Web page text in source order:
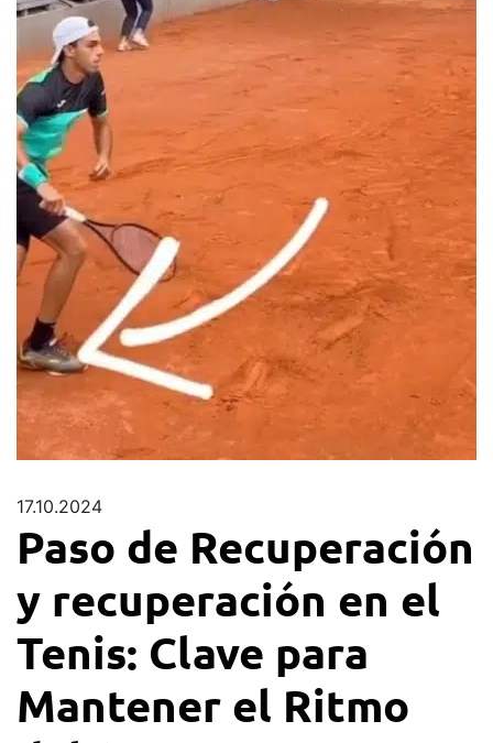
17.10.2024
Paso de Recuperación
y recuperación en el
Tenis: Clave para
Mantener el Ritmo